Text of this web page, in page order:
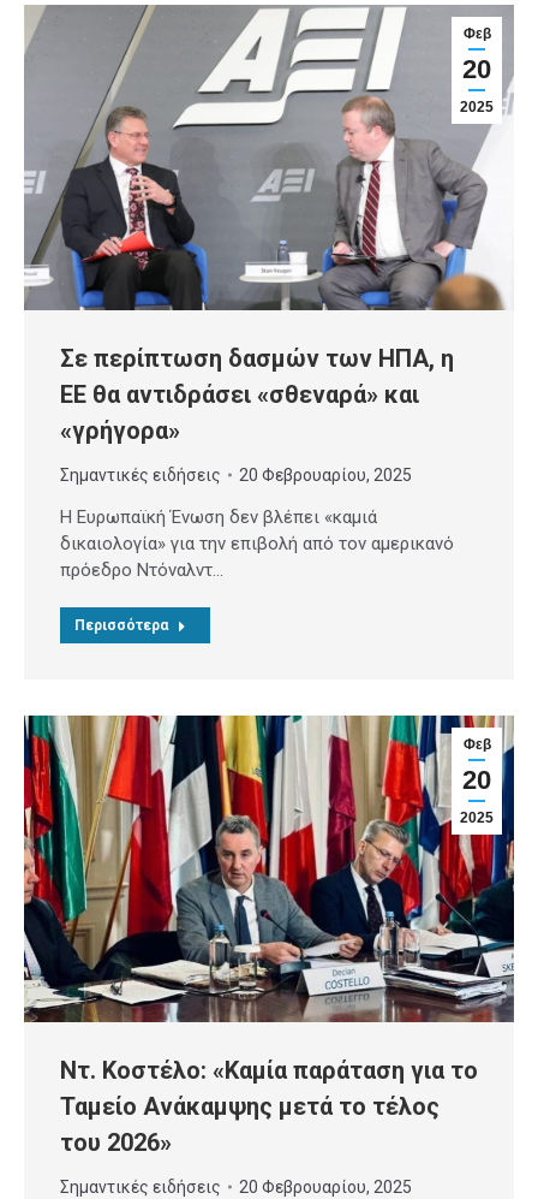
Φεβ
20
2025
Σε περίπτωση δασμών των ΗΠΑ, η
ΕΕ θα αντιδράσει «σθεναρά» και
«γρήγορα»
Σημαντικές ειδήσεις 20 Φεβρουαρίου, 2025
Η Ευρωπαϊκή Ένωση δεν βλέπει «καμιά
δικαιολογία» για την επιβολή από τον αμερικανό
πρόεδρο Ντόναλντ…
Περισσότερα
Φεβ
20
2025
Ντ. Κοστέλο: «Καμία παράταση για το
Ταμείο Ανάκαμψης μετά το τέλος
του 2026»
Σημαντικές ειδήσεις 20 Φεβρουαρίου, 2025